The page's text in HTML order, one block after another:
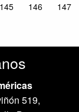
145 146 147
519,